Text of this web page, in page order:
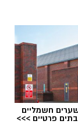
חשמליים
פרטיים >>>